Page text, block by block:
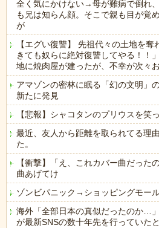
全く気にかけない→母が難病で倒れ
も兄は知らん顔。そこで親も目が覚
が
【エグい復讐】 先祖代々の土地を
きても奴らに絶対復讐してやる！！
地に焼肉屋が建ったが、不幸が次々
アマゾンの密林に眠る「幻の文明」
新たに発見
【悲報】シャコタンのプリウスを
最近、友人から距離を取られてる理
た。
【衝撃】「え、これカバー曲だった
曲あげてけ
ゾンビパニック→ショッピングモー
海外「全部日本の真似だったのか…
が最新SNSの数十年先を行っていた